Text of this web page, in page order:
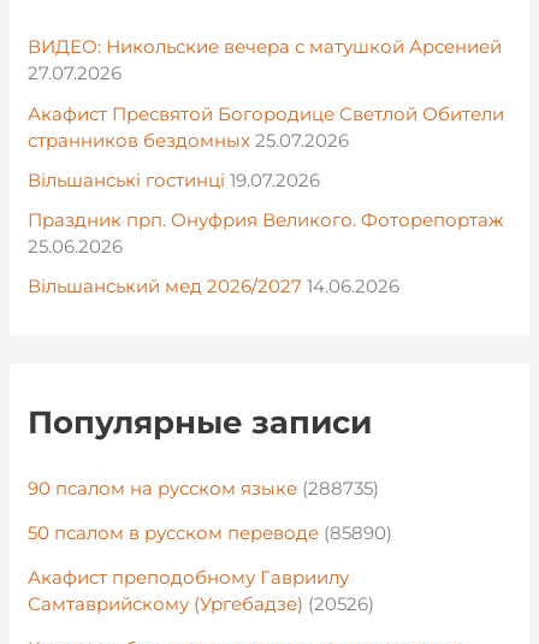
ВИДЕО: Никольские вечера с матушкой Арсенией
27.07.2026
Акафист Пресвятой Богородице Светлой Обители
странников бездомных 25.07.2026
Вільшанські гостинці 19.07.2026
Праздник прп. Онуфрия Великого. Фоторепортаж
25.06.2026
Вільшанський мед 2026/2027 14.06.2026
Популярные записи
90 псалом на русском языке (288735)
50 псалом в русском переводе (85890)
Акафист преподобному Гавриилу
Самтаврийскому (Ургебадзе) (20526)